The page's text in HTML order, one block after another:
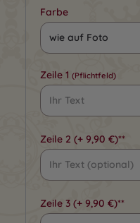
Farbe
Zeile 1 (Pflichtfeld)
Zeile 2 (+ 9,90 €)**
Zeile 3 (+ 9,90 €)**